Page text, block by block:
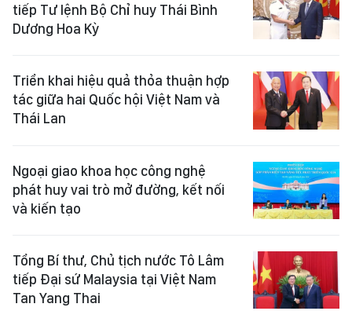
tiếp Tư lệnh Bộ Chỉ huy Thái Bình
Dương Hoa Kỳ
Triển khai hiệu quả thỏa thuận hợp
tác giữa hai Quốc hội Việt Nam và
Thái Lan
Ngoại giao khoa học công nghệ
phát huy vai trò mở đường, kết nối
và kiến tạo
Tổng Bí thư, Chủ tịch nước Tô Lâm
tiếp Đại sứ Malaysia tại Việt Nam
Tan Yang Thai